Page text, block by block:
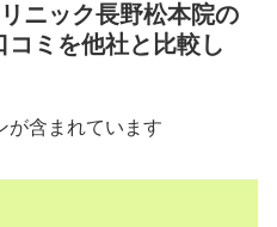
ニック長野松本院の
ミを他社と比較し
含まれています